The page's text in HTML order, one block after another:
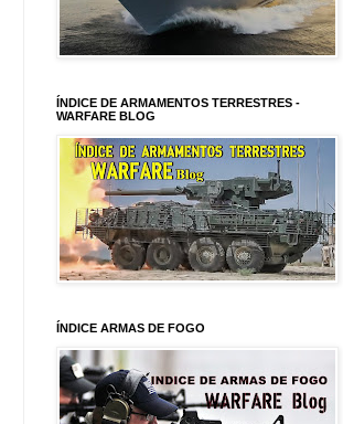
ÍNDICE DE ARMAMENTOS TERRESTRES -
WARFARE BLOG
ÍNDICE ARMAS DE FOGO